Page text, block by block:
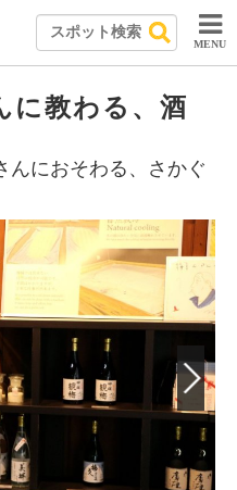
MENU
に教わる、酒
んにおそわる、さかぐ